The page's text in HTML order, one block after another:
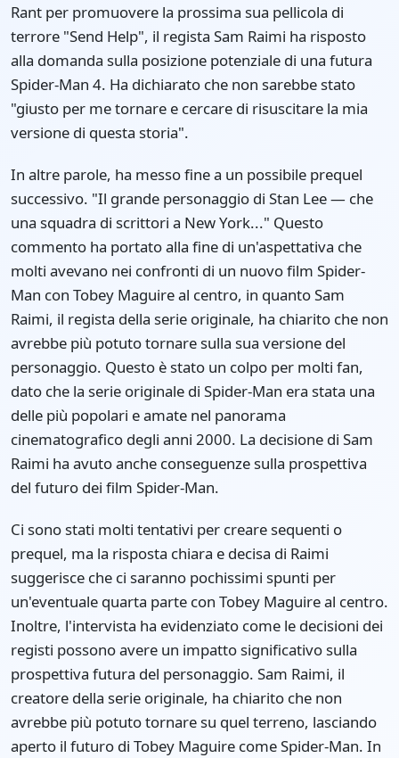
Rant per promuovere la prossima sua pellicola di
terrore "Send Help", il regista Sam Raimi ha risposto
alla domanda sulla posizione potenziale di una futura
Spider-Man 4. Ha dichiarato che non sarebbe stato
"giusto per me tornare e cercare di risuscitare la mia
versione di questa storia".
In altre parole, ha messo fine a un possibile prequel
successivo. "Il grande personaggio di Stan Lee — che
una squadra di scrittori a New York..." Questo
commento ha portato alla fine di un'aspettativa che
molti avevano nei confronti di un nuovo film Spider-
Man con Tobey Maguire al centro, in quanto Sam
Raimi, il regista della serie originale, ha chiarito che non
avrebbe più potuto tornare sulla sua versione del
personaggio. Questo è stato un colpo per molti fan,
dato che la serie originale di Spider-Man era stata una
delle più popolari e amate nel panorama
cinematografico degli anni 2000. La decisione di Sam
Raimi ha avuto anche conseguenze sulla prospettiva
del futuro dei film Spider-Man.
Ci sono stati molti tentativi per creare sequenti o
prequel, ma la risposta chiara e decisa di Raimi
suggerisce che ci saranno pochissimi spunti per
un'eventuale quarta parte con Tobey Maguire al centro.
Inoltre, l'intervista ha evidenziato come le decisioni dei
registi possono avere un impatto significativo sulla
prospettiva futura del personaggio. Sam Raimi, il
creatore della serie originale, ha chiarito che non
avrebbe più potuto tornare su quel terreno, lasciando
aperto il futuro di Tobey Maguire come Spider-Man. In